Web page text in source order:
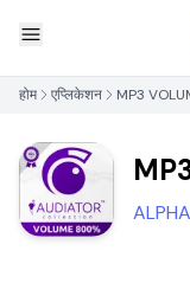
होम एप्लिकेशन MP3